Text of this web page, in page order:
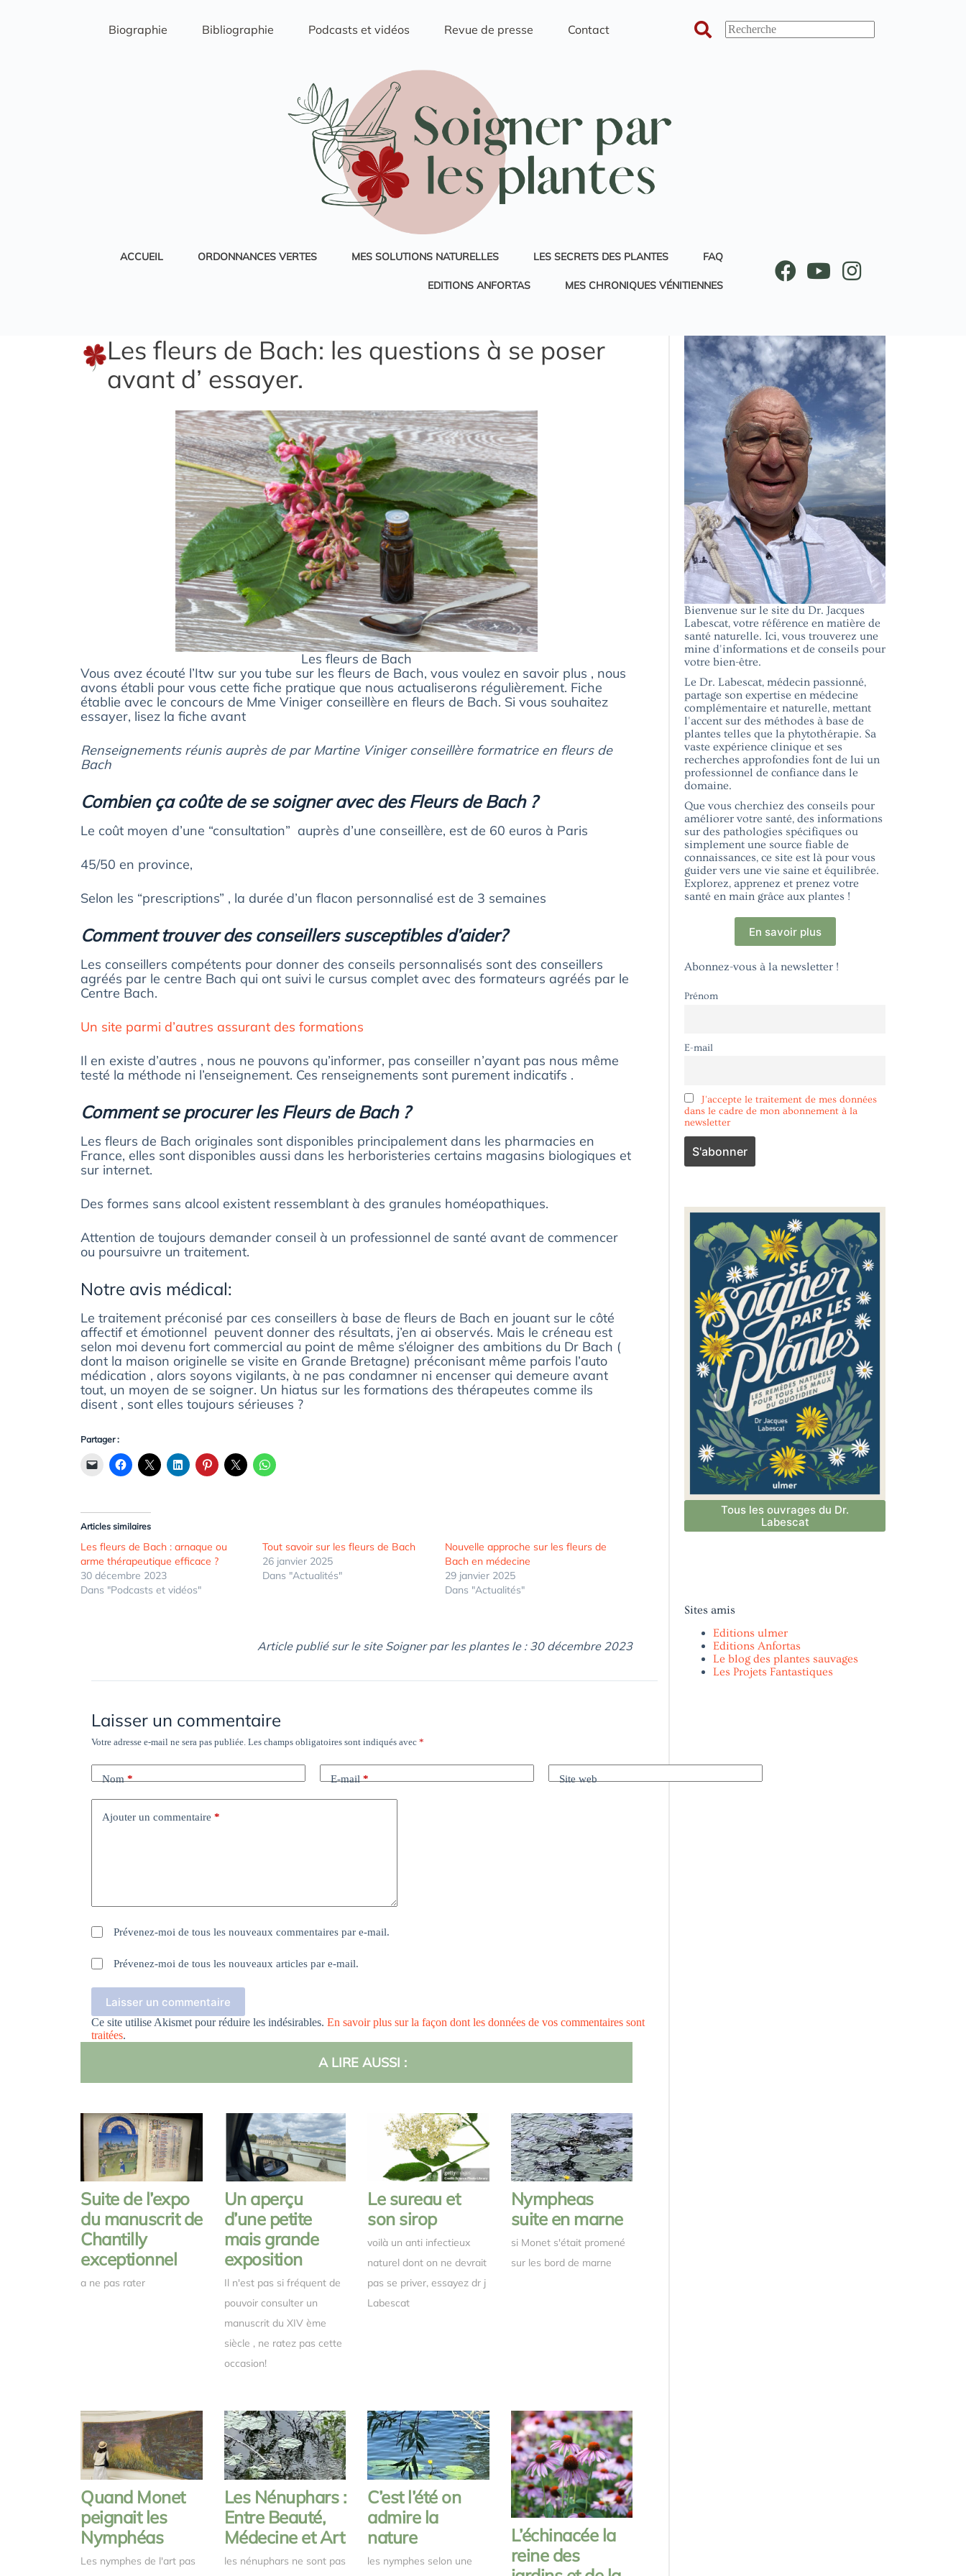
Biographie Bibliographie Podcasts et vidéos Revue de presse Contact
ACCUEIL ORDONNANCES VERTES MES SOLUTIONS NATURELLES LES SECRETS DES PLANTES FAQ
EDITIONS ANFORTAS MES CHRONIQUES VÉNITIENNES
Les fleurs de Bach: les questions à se poser
avant d’ essayer.
Les fleurs de Bach
Vous avez écouté l’Itw sur you tube sur les fleurs de Bach, vous voulez en savoir plus , nous
avons établi pour vous cette fiche pratique que nous actualiserons régulièrement. Fiche
établie avec le concours de Mme Viniger conseillère en fleurs de Bach. Si vous souhaitez
essayer, lisez la fiche avant
Renseignements réunis auprès de par Martine Viniger conseillère formatrice en fleurs de
Bach
Combien ça coûte de se soigner avec des Fleurs de Bach ?
Le coût moyen d’une “consultation” auprès d’une conseillère, est de 60 euros à Paris
45/50 en province,
Selon les “prescriptions” , la durée d’un flacon personnalisé est de 3 semaines
Comment trouver des conseillers susceptibles d’aider?
Les conseillers compétents pour donner des conseils personnalisés sont des conseillers
agréés par le centre Bach qui ont suivi le cursus complet avec des formateurs agréés par le
Centre Bach.
Un site parmi d’autres assurant des formations
Il en existe d’autres , nous ne pouvons qu’informer, pas conseiller n’ayant pas nous même
testé la méthode ni l’enseignement. Ces renseignements sont purement indicatifs .
Comment se procurer les Fleurs de Bach ?
Les fleurs de Bach originales sont disponibles principalement dans les pharmacies en
France, elles sont disponibles aussi dans les herboristeries certains magasins biologiques et
sur internet.
Des formes sans alcool existent ressemblant à des granules homéopathiques.
Attention de toujours demander conseil à un professionnel de santé avant de commencer
ou poursuivre un traitement.
Notre avis médical:
Le traitement préconisé par ces conseillers à base de fleurs de Bach en jouant sur le côté
affectif et émotionnel peuvent donner des résultats, j’en ai observés. Mais le créneau est
selon moi devenu fort commercial au point de même s’éloigner des ambitions du Dr Bach (
dont la maison originelle se visite en Grande Bretagne) préconisant même parfois l’auto
médication , alors soyons vigilants, à ne pas condamner ni encenser qui demeure avant
tout, un moyen de se soigner. Un hiatus sur les formations des thérapeutes comme ils
disent , sont elles toujours sérieuses ?
Partager :
Articles similaires
Les fleurs de Bach : arnaque ou
arme thérapeutique efficace ?
30 décembre 2023
Dans "Podcasts et vidéos"
Tout savoir sur les fleurs de Bach
26 janvier 2025
Dans "Actualités"
Nouvelle approche sur les fleurs de
Bach en médecine
29 janvier 2025
Dans "Actualités"
Article publié sur le site Soigner par les plantes le : 30 décembre 2023
Laisser un commentaire
Votre adresse e-mail ne sera pas publiée. Les champs obligatoires sont indiqués avec *
Nom* E-mail* Site web
Ajouter un commentaire *
Prévenez-moi de tous les nouveaux commentaires par e-mail.
Prévenez-moi de tous les nouveaux articles par e-mail.
Laisser un commentaire
Ce site utilise Akismet pour réduire les indésirables. En savoir plus sur la façon dont les données de vos commentaires sont
traitées.
A LIRE AUSSI :
Suite de l’expo
du manuscrit de
Chantilly
exceptionnel
a ne pas rater
Un aperçu
d’une petite
mais grande
exposition
Il n'est pas si fréquent de
pouvoir consulter un
manuscrit du XIV ème
siècle , ne ratez pas cette
occasion!
Le sureau et
son sirop
voilà un anti infectieux
naturel dont on ne devrait
pas se priver, essayez dr j
Labescat
Nympheas
suite en marne
si Monet s'était promené
sur les bord de marne
Quand Monet
peignait les
Nymphéas
Les nymphes de l'art pas
Les Nénuphars :
Entre Beauté,
Médecine et Art
les nénuphars ne sont pas
C’est l’été on
admire la
nature
les nymphes selon une
L’échinacée la
reine des
Bienvenue sur le site du Dr. Jacques
Labescat, votre référence en matière de
santé naturelle. Ici, vous trouverez une
mine d'informations et de conseils pour
votre bien-être.
Le Dr. Labescat, médecin passionné,
partage son expertise en médecine
complémentaire et naturelle, mettant
l'accent sur des méthodes à base de
plantes telles que la phytothérapie. Sa
vaste expérience clinique et ses
recherches approfondies font de lui un
professionnel de confiance dans le
domaine.
Que vous cherchiez des conseils pour
améliorer votre santé, des informations
sur des pathologies spécifiques ou
simplement une source fiable de
connaissances, ce site est là pour vous
guider vers une vie saine et équilibrée.
Explorez, apprenez et prenez votre
santé en main grâce aux plantes !
En savoir plus
Abonnez-vous à la newsletter !
Prénom
E-mail
J'accepte le traitement de mes données
dans le cadre de mon abonnement à la
newsletter
Tous les ouvrages du Dr.
Labescat
Sites amis
Editions ulmer
Editions Anfortas
Le blog des plantes sauvages
Les Projets Fantastiques